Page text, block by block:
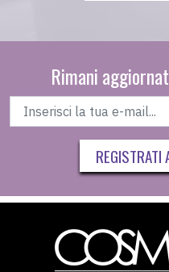
Rimani
REGISTRATI